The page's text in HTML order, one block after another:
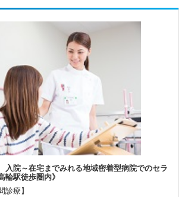
入院～在宅までみれる地域密着型病院でのセラ
輪駅徒歩圏内》
療】